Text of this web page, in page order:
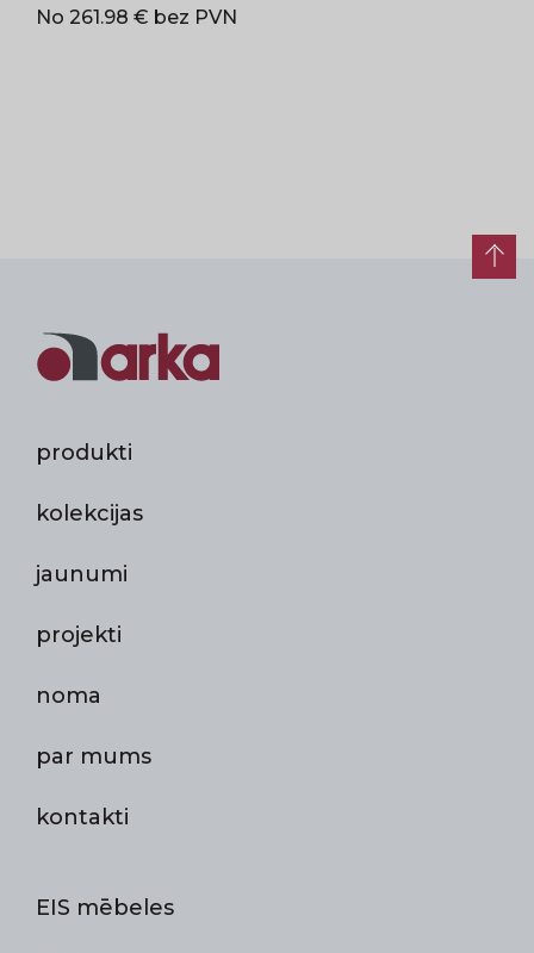
No 261.98 € bez PVN
produkti
kolekcijas
jaunumi
projekti
noma
par mums
kontakti
EIS mēbeles